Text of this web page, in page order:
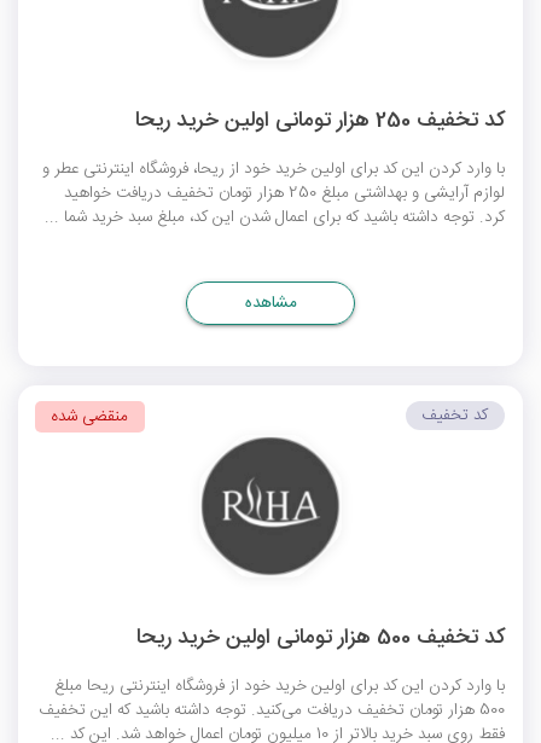
کد تخفیف 250 هزار تومانی اولین خرید ریحا
با وارد کردن این کد برای اولین خرید خود از ریحا، فروشگاه اینترنتی عطر و
لوازم آرایشی و بهداشتی مبلغ 250 هزار تومان تخفیف دریافت خواهید
کرد. توجه داشته باشید که برای اعمال شدن این کد، مبلغ سبد خرید شما ...
مشاهده
کد تخفیف 500 هزار تومانی اولین خرید ریحا
با وارد کردن این کد برای اولین خرید خود از فروشگاه اینترنتی ریحا مبلغ
500 هزار تومان تخفیف دریافت می‌کنید. توجه داشته باشید که این تخفیف
فقط روی سبد خرید بالاتر از 10 میلیون تومان اعمال خواهد شد. این کد ...
کد تخفیف منقضی شده